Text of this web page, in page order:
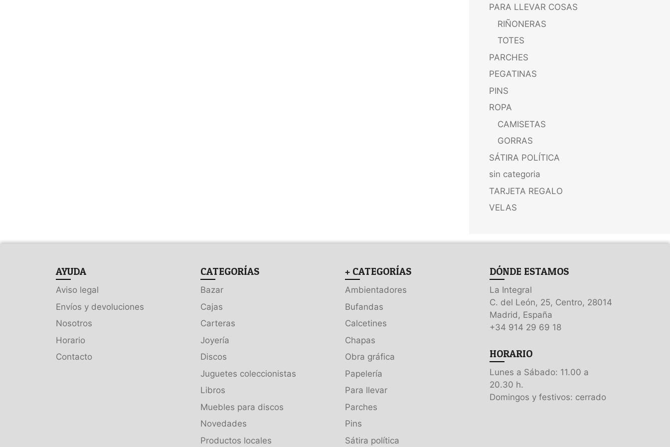
PARA LLEVAR COSAS
RIÑONERAS
TOTES
PARCHES
PEGATINAS
PINS
ROPA
CAMISETAS
GORRAS
SÁTIRA POLÍTICA
sin categoria
TARJETA REGALO
VELAS
AYUDA
Aviso legal
Envíos y devoluciones
Nosotros
Horario
Contacto
CATEGORÍAS
Bazar
Cajas
Carteras
Joyería
Discos
Juguetes coleccionistas
Libros
Muebles para discos
Novedades
Productos locales
+ CATEGORÍAS
Ambientadores
Bufandas
Calcetines
Chapas
Obra gráfica
Papelería
Para llevar
Parches
Pins
Sátira política
DÓNDE ESTAMOS
La Integral
C. del León, 25, Centro, 28014
Madrid, España
+34 914 29 69 18
HORARIO
Lunes a Sábado: 11.00 a
20.30 h.
Domingos y festivos: cerrado